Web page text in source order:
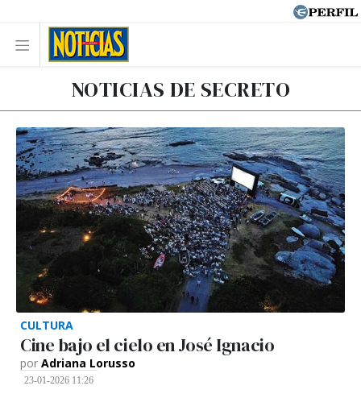
NOTICIAS DE SECRETO
CULTURA
Cine bajo el cielo en José Ignacio
por Adriana Lorusso
23-01-2026 11:26